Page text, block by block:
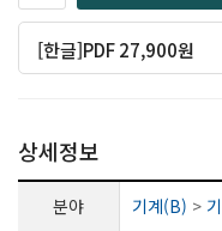
[한글]PDF 27,900원
상세정보
분야 기계(B) >